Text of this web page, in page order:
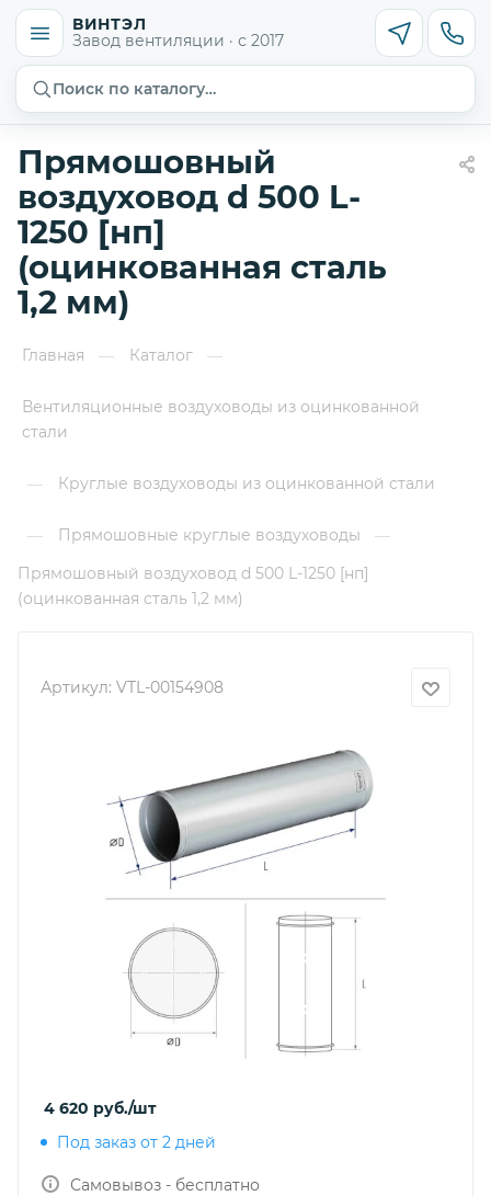
ВИНТЭЛ
Завод вентиляции · с 2017
Поиск по каталогу…
Прямошовный
воздуховод d 500 L-
1250 [нп]
(оцинкованная сталь
1,2 мм)
Главная — Каталог —
Вентиляционные воздуховоды из оцинкованной
стали
— Круглые воздуховоды из оцинкованной стали
— Прямошовные круглые воздуховоды
—
Прямошовный воздуховод d 500 L-1250 [нп]
(оцинкованная сталь 1,2 мм)
Артикул: VTL-00154908
4 620 руб./шт
Под заказ от 2 дней
Самовывоз - бесплатно